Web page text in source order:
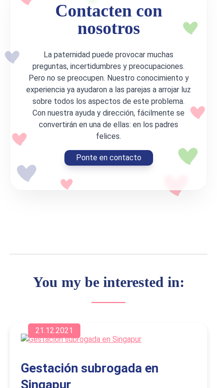
Contacten con
nosotros
La paternidad puede provocar muchas
preguntas, incertidumbres y preocupaciones.
Pero no se preocupen. Nuestro conocimiento y
experiencia ya ayudaron a las parejas a arrojar luz
sobre todos los aspectos de este problema.
Con nuestra ayuda y dirección, fácilmente se
convertirán en una de ellas: en los padres
felices.
Ponte en contacto
You my be interested in:
21.12.2021
Gestación subrogada en
Singapur